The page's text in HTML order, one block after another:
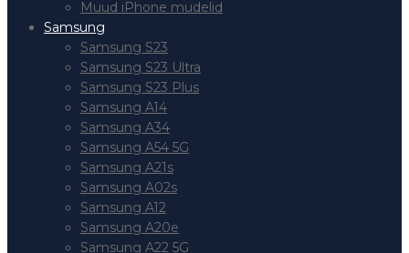
Muud iPhone mudelid
Samsung
Samsung S23
Samsung S23 Ultra
Samsung S23 Plus
Samsung A14
Samsung A34
Samsung A54 5G
Samsung A21s
Samsung A02s
Samsung A12
Samsung A20e
Samsung A22 5G